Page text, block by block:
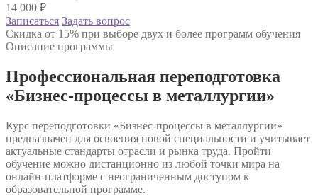
14 000 ₽
Записаться Задать вопрос
Скидка от 15% при выборе двух и более программ обучения
Описание программы
Профессиональная переподготовка
«Бизнес-процессы в металлургии»
Курс переподготовки «Бизнес-процессы в металлургии»
предназначен для освоения новой специальности и учитывает
актуальные стандарты отрасли и рынка труда. Пройти
обучение можно дистанционно из любой точки мира на
онлайн-платформе с неограниченным доступом к
образовательной программе.